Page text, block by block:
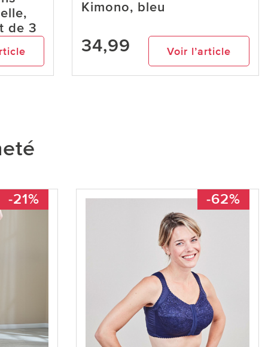
de 3
Kimono, bleu
34,99 Voir l’article
-21% -62%